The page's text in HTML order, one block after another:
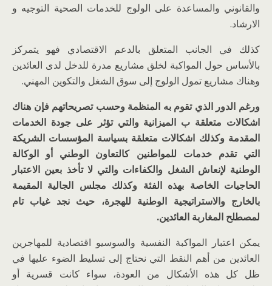
والقانوني والمساعدة على الولوج للخدمات الصحية التوجيه و
الارشاد.
كذلك في الجانب المتعلق بالدعم الاقتصادي فهو يتمركز
بالأساس حول المواكبة لخلق مشاريع مدرة للدخل لدى العائدين
وهناك مشاريع تمول الولوج إلى سوق الشغل والتكوين المهني.
ورغم الدور الذي تقوم به المنظمة وحسب تصريحاتهم فإن هناك
اشكالات متعلقة ب الميزانية والتي تؤثر على جودة الخدمات
المقدمة وكذلك اشكالات متعلقة بسياسة المؤسسات الشريكة
التي تقدم خدمات للمواطنين كالتعاون الوطني أو الوكالة
الوطنية لإنعاش الشغل والكفاءات والتي لا تأخذ بعين الاعتبار
الحاجيات الخاصة بهذه الفئة وكذلك مجلس الجالية المقيمة
بالخارج والاستراتيجية الوطنية للهجرة، حيث نجد غياب تام
لمصطلح المغاربة العائدين.
يمكن اعتبار المواكبة النفسية والسوسيو اقتصادية للمهاجرين
العائدين من أهم النقط التي نحتاج إلى تسليط الضوء عليها في
ظل كل هذه الأشكال من العودة، سواء كانت قسرية أو